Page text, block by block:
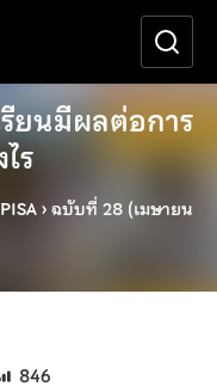
ยนมีผลต่อการ
ร
›ฉบับที่ 28 (เมษายน
ไขล่าสุดเมื่อ:
846